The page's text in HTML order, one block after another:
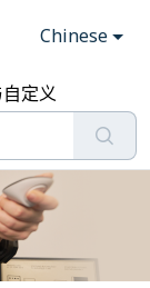
Chinese
定义